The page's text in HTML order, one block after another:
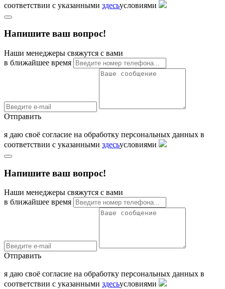
соответствии с указанными здесьусловиями
Напишите ваш вопрос!
Наши менеджеры свяжутся с вами
в ближайшее время
Отправить
я даю своё согласие на обработку персональных данных в
соответствии с указанными здесьусловиями
Напишите ваш вопрос!
Наши менеджеры свяжутся с вами
в ближайшее время
Отправить
я даю своё согласие на обработку персональных данных в
соответствии с указанными здесьусловиями